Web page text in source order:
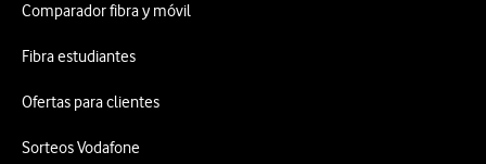
Comparador fibra y móvil
Fibra estudiantes
Ofertas para clientes
Sorteos Vodafone